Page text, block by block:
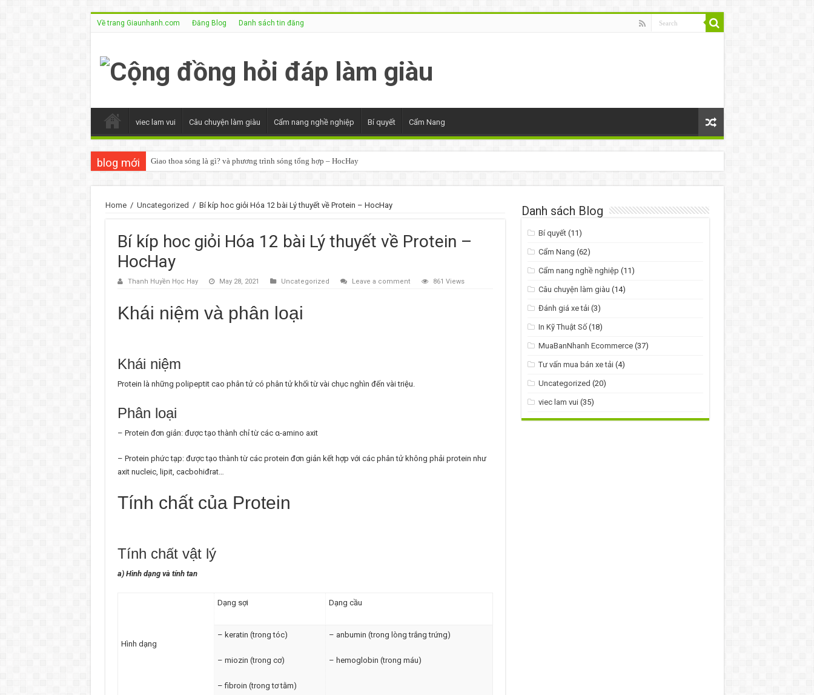
Về trang Giaunhanh.com Đăng Blog Danh sách tin đăng
viec lam vui Câu chuyện làm giàu Cẩm nang nghề nghiệp Bí quyết Cẩm Nang
blog mới Câu Tường Thuật – Ngữ Pháp Tiếng Anh – Học Hay
Home / Uncategorized / Bí kíp hoc giỏi Hóa 12 bài Lý thuyết về Protein – HocHay
Bí kíp hoc giỏi Hóa 12 bài Lý thuyết về Protein –
HocHay
Thanh Huyền Học Hay May 28, 2021 Uncategorized Leave a comment 861 Views
Khái niệm và phân loại
Khái niệm
Protein là những polipeptit cao phân tử có phân tử khối từ vài chục nghìn đến vài triệu.
Phân loại
– Protein đơn giản: được tạo thành chỉ từ các α-amino axit
– Protein phức tạp: được tạo thành từ các protein đơn giản kết hợp với các phân tử không phải protein như
axit nucleic, lipit, cacbohiđrat…
Tính chất của Protein
Tính chất vật lý
a) Hình dạng và tính tan
Hình dạng
Dạng sợi Dạng cầu
– keratin (trong tóc)
– miozin (trong cơ)
– fibroin (trong tơ tằm)
– anbumin (trong lòng trắng trứng)
– hemoglobin (trong máu)
Danh sách Blog
Bí quyết (11)
Cẩm Nang (62)
Cẩm nang nghề nghiệp (11)
Câu chuyện làm giàu (14)
Đánh giá xe tải (3)
In Kỹ Thuật Số(18)
MuaBanNhanh Ecommerce (37)
Tư vấn mua bán xe tải (4)
Uncategorized (20)
viec lam vui (35)